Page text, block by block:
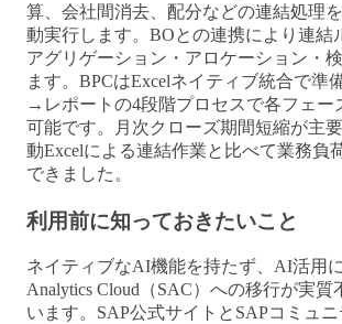
算、会社間消去、配分などの連結処理
動実行します。BOとの連携により連結
アグリゲーション・アロケーション・
ます。BPCはExcelネイティブ統合で
→レポートの4段階プロセスで各フェー
可能です。月次クローズ期間短縮が主
動Excelによる連結作業と比べて業務負
できました。
利用前に知っておきたいこと
ネイティブなAI機能を持たず、AI活用
Analytics Cloud（SAC）への移行が実質
います。SAP公式サイトとSAPコミュ